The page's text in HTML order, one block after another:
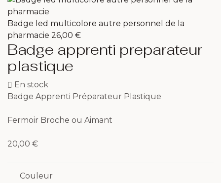
Badge led multicolore autre personnel de la
pharmacie 26,00 €
Badge apprenti preparateur
plastique
En stock
Badge Apprenti Préparateur Plastique
Fermoir Broche ou Aimant
20,00 €
Couleur